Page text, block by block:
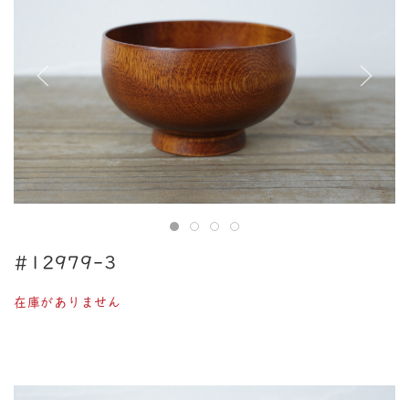
#12979-3
在庫がありません